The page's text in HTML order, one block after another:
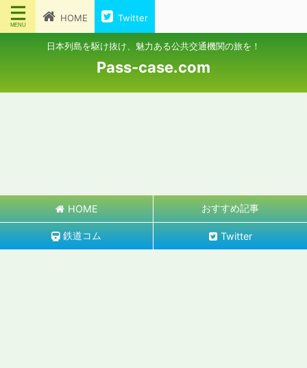
HOME Twitter
日本列島を駆け抜け、魅力ある公共交通機関の旅を！
Pass-case.com
HOME おすすめ記事
鉄道コム Twitter